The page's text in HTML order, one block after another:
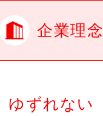
企業理念
ゆずれない